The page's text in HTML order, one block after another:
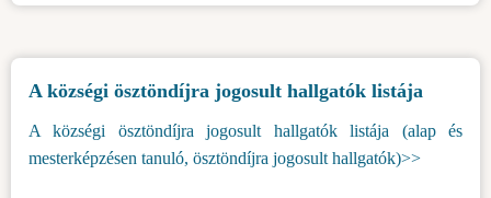
ösztöndíjra
listája)
A községi ösztöndíjra jogosult hallgatók listája
A községi ösztöndíjra jogosult hallgatók listája (alap és
mesterképzésen tanuló, ösztöndíjra jogosult hallgatók)>>